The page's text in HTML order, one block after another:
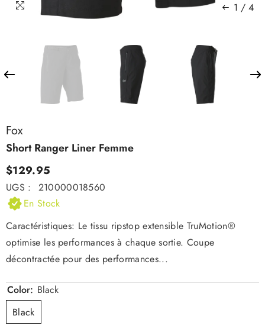
1 / 4
Fox
Short Ranger Liner Femme
$129.95
UGS :
210000018560
En Stock
Caractéristiques: Le tissu ripstop extensible TruMotion®
optimise les performances à chaque sortie. Coupe
décontractée pour des performances...
Color: Black
Black